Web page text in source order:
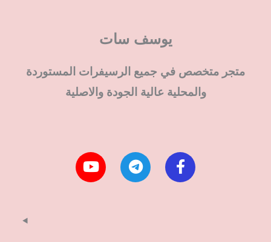
يوسف سات
متجر متخصص في جميع الرسيفرات المستوردة
والمحلية عالية الجودة والاصلية